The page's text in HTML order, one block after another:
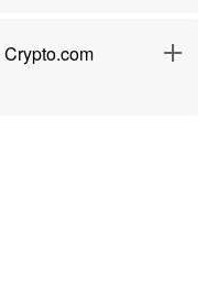
Crypto.com